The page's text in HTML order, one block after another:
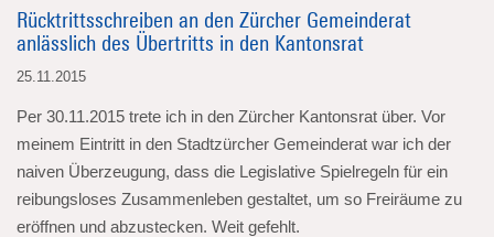
Rücktrittsschreiben an den Zürcher Gemeinderat
anlässlich des Übertritts in den Kantonsrat
25.11.2015
Per 30.11.2015 trete ich in den Zürcher Kantonsrat über. Vor
meinem Eintritt in den Stadtzürcher Gemeinderat war ich der
naiven Überzeugung, dass die Legislative Spielregeln für ein
reibungsloses Zusammenleben gestaltet, um so Freiräume zu
eröffnen und abzustecken. Weit gefehlt.